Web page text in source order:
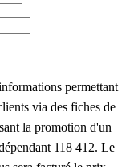
permettant
via des fiches de
la promotion d'un
118 412. Le